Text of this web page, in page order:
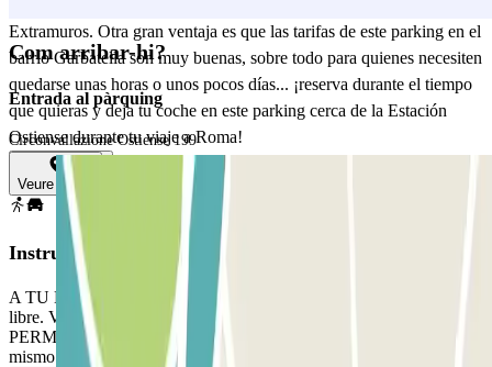
Extramuros. Otra gran ventaja es que las tarifas de este parking en el
barrio Garbatella son muy buenas, sobre todo para quienes necesiten
quedarse unas horas o unos pocos días... ¡reserva durante el tiempo
que quieras y deja tu coche en este parking cerca de la Estación
Ostiense durante tu viaje a Roma!
Veure més
Com arribar-hi?
Entrada al pàrquing
Circonvallazione Ostiense 199
Veure mapa
Instruccions
A TU LLEGADA: accede al parking. Aparca en cualquier plaza
libre. Ve a la cabina de control con tu reserva Parclick. SI TU PASE
PERMITE ENTRADAS Y SALIDAS ILIMITADAS: sigue el
mismo procedimiento indicado anteriormente para entrar y salir.